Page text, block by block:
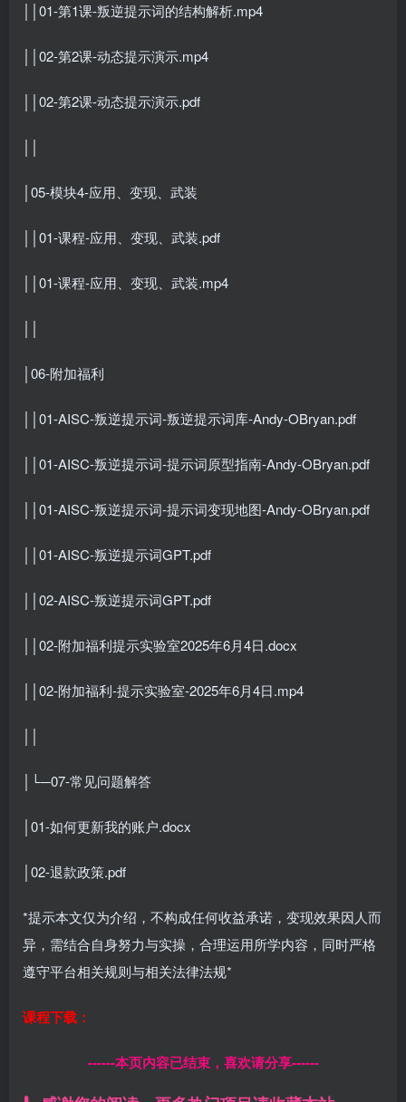
││01-第1课-叛逆提示词的结构解析.mp4
││02-第2课-动态提示演示.mp4
││02-第2课-动态提示演示.pdf
│05-模块4-应用、变现、武装
││01-课程-应用、变现、武装.pdf
││01-课程-应用、变现、武装.mp4
│06-附加福利
││01-AISC-叛逆提示词-叛逆提示词库-Andy-OBryan.pdf
││01-AISC-叛逆提示词-提示词原型指南-Andy-OBryan.pdf
││01-AISC-叛逆提示词-提示词变现地图-Andy-OBryan.pdf
││01-AISC-叛逆提示词GPT.pdf
││02-AISC-叛逆提示词GPT.pdf
││02-附加福利提示实验室2025年6月4日.docx
││02-附加福利-提示实验室-2025年6月4日.mp4
│└─07-常见问题解答
│01-如何更新我的账户.docx
│02-退款政策.pdf
*提示本文仅为介绍，不构成任何收益承诺，变现效果因人而
异，需结合自身努力与实操，合理运用所学内容，同时严格
遵守平台相关规则与相关法律法规*
课程下载：
------本页内容已结束，喜欢请分享------